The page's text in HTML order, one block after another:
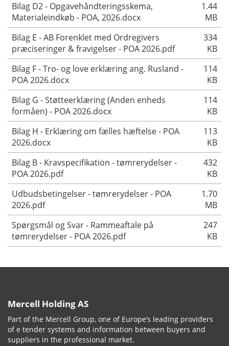
Bilag D2 - Opgavehåndteringsskema,
Materialeindkøb - POA, 2026.docx
1.44
MB
Bilag E - AB Forenklet med Ordregivers
præciseringer & fravigelser - POA 2026.pdf
334
KB
Bilag F - Tro- og love erklæring ang. Rusland -
POA 2026.docx
114
KB
Bilag G - Støtteerklæring (Anden enheds
formåen) - POA 2026.docx
114
KB
Bilag H - Erklæring om fælles hæftelse - POA
2026.docx
113
KB
Bilag B - Kravspecifikation - tømrerydelser -
POA 2026.pdf
432
KB
Udbudsbetingelser - tømrerydelser - POA
2026.pdf
1.70
MB
Spørgsmål og Svar - Rammeaftale på
tømrerydelser - POA 2026.pdf
247
KB
Mercell Holding AS
Part of the Mercell Group, one of Europe’s leading providers
of e tender systems and information between buyers and
suppliers in the professional market.